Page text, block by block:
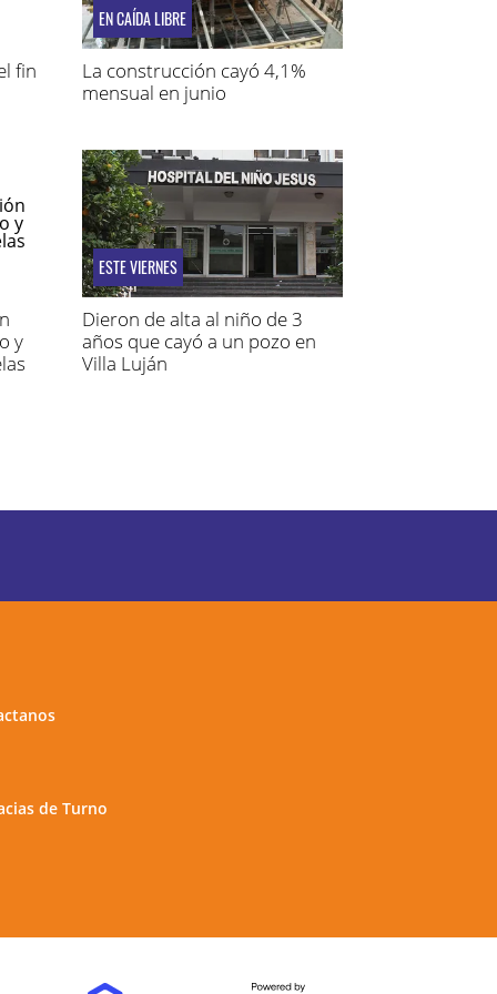
fin
EN CAÍDA LIBRE
La construcción cayó 4,1%
mensual en junio
y
ESTE VIERNES
Dieron de alta al niño de 3
años que cayó a un pozo en
Villa Luján
de Turno